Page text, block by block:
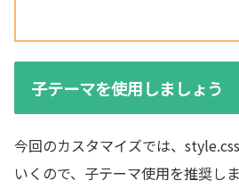
子テーマを使用しましょう
今回のカスタマイズでは、
いくので、子テーマ使用を推奨しま